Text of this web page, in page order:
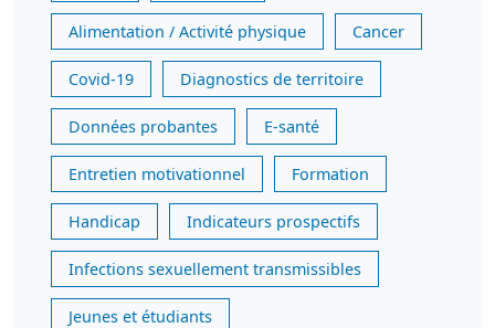
Alimentation / Activité physique Cancer
Covid-19 Diagnostics de territoire
Données probantes E-santé
Entretien motivationnel Formation
Handicap Indicateurs prospectifs
Infections sexuellement transmissibles
Jeunes et étudiants